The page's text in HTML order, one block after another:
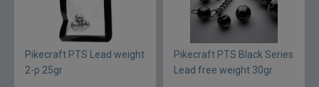
Pikecraft PTS Lead weight
2-p 25gr
Pikecraft PTS Black Series
Lead free weight 30gr